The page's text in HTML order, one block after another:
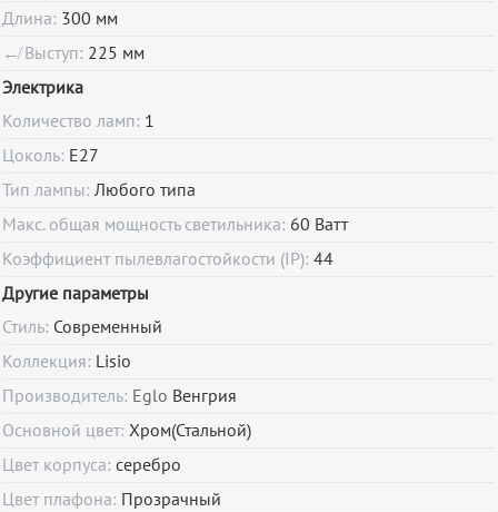
Длина: 300 мм
↚ Выступ: 225 мм
Электрика
Количество ламп: 1
Цоколь: E27
Тип лампы:Любого типа
Макс. общая мощность светильника: 60 Ватт
Коэффициент пылевлагостойкости (IP):44
Другие параметры
Стиль: Современный
Коллекция: Lisio
Производитель: Eglo Венгрия
Основной цвет:Хром(Стальной)
Цвет корпуса:серебро
Цвет плафона: Прозрачный